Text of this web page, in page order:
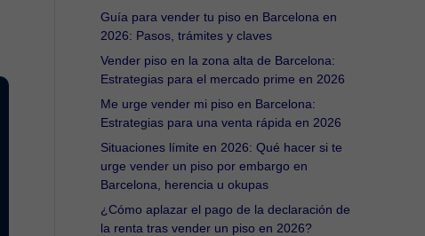
Guía para vender tu piso en Barcelona en
2026: Pasos, trámites y claves
Vender piso en la zona alta de Barcelona:
Estrategias para el mercado prime en 2026
Me urge vender mi piso en Barcelona:
Estrategias para una venta rápida en 2026
Situaciones límite en 2026: Qué hacer si te
urge vender un piso por embargo en
Barcelona, herencia u okupas
¿Cómo aplazar el pago de la declaración de
la renta tras vender un piso en 2026?